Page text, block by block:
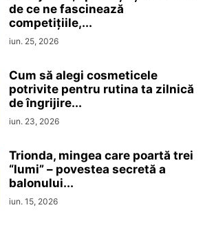
de ce ne fascinează
competițiile,...
iun. 25, 2026
Cum să alegi cosmeticele
potrivite pentru rutina ta zilnică
de îngrijire...
iun. 23, 2026
Trionda, mingea care poartă trei
“lumi” – povestea secretă a
balonului...
iun. 15, 2026